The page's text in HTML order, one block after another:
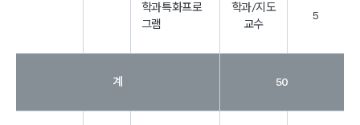
학과특화프로
그램
학과/지도
교수
5
계 50